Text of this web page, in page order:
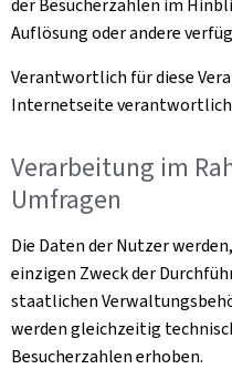
Auflösung oder andere
Verantwortlich für diese
Internetseite
Verarbeitung im
Umfragen
Die Daten der Nutzer
einzigen Zweck der
staatlichen
werden gleichzeitig
Besucherzahlen erhoben.